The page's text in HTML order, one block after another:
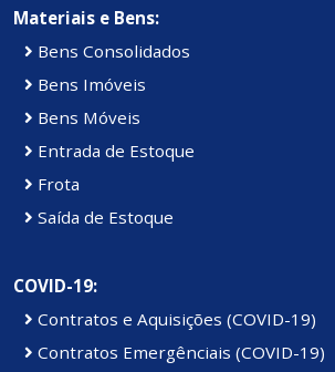
Materiais e Bens:
Bens Consolidados
Bens Imóveis
Bens Móveis
Entrada de Estoque
Frota
Saída de Estoque
COVID-19:
Contratos e Aquisições (COVID-19)
Contratos Emergênciais (COVID-19)